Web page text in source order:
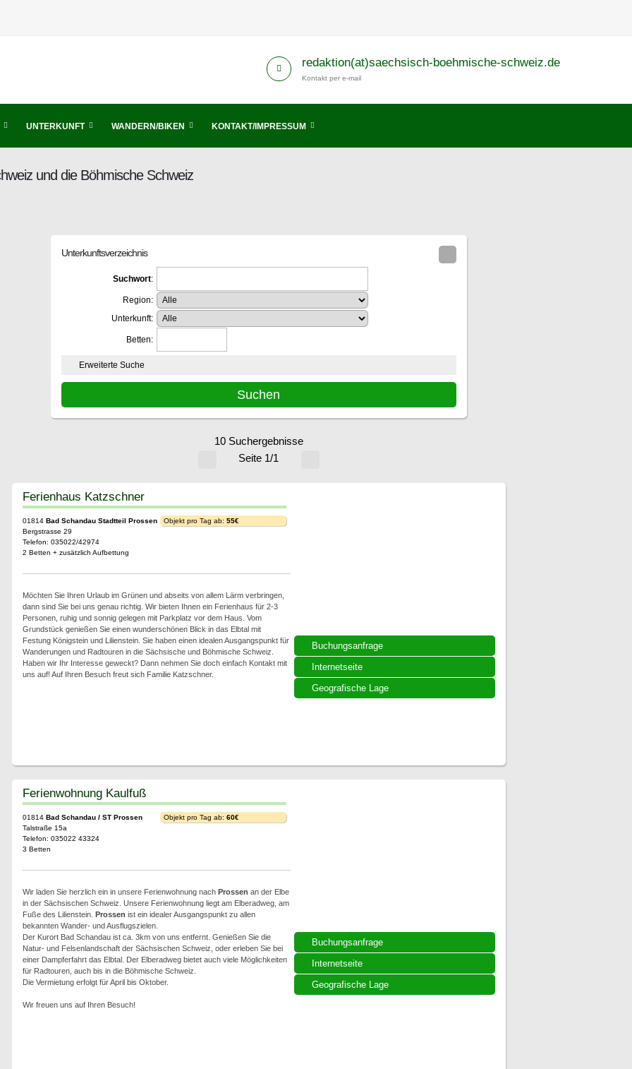
redaktion(at)saechsisch-boehmische-schweiz.de
Kontakt per e-mail
UNTERKUNFT WANDERN/BIKEN KONTAKT/IMPRESSUM
und die Böhmische Schweiz
Unterkunftsverzeichnis
Suchwort:
Region:
Unterkunft:
Betten:
Erweiterte Suche
10 Suchergebnisse
Seite 1/1
Buchungsanfrage
Internetseite
Geografische Lage
Ferienhaus Katzschner
01814 Bad Schandau Stadtteil Prossen
Bergstrasse 29
Telefon: 035022/42974
2 Betten + zusätzlich Aufbettung
Objekt pro Tag ab: 55€
Möchten Sie Ihren Urlaub im Grünen und abseits von allem Lärm verbringen,
dann sind Sie bei uns genau richtig. Wir bieten Ihnen ein Ferienhaus für 2-3
Personen, ruhig und sonnig gelegen mit Parkplatz vor dem Haus. Vom
Grundstück genießen Sie einen wunderschönen Blick in das Elbtal mit
Festung Königstein und Lilienstein. Sie haben einen idealen Ausgangspunkt für
Wanderungen und Radtouren in die Sächsische und Böhmische Schweiz.
Haben wir Ihr Interesse geweckt? Dann nehmen Sie doch einfach Kontakt mit
uns auf! Auf Ihren Besuch freut sich Familie Katzschner.
Buchungsanfrage
Internetseite
Geografische Lage
Ferienwohnung Kaulfuß
01814 Bad Schandau / ST Prossen
Talstraße 15a
Telefon: 035022 43324
3 Betten
Objekt pro Tag ab: 60€
Wir laden Sie herzlich ein in unsere Ferienwohnung nach Prossen an der Elbe
in der Sächsischen Schweiz. Unsere Ferienwohnung liegt am Elberadweg, am
Fuße des Lilienstein. Prossen ist ein idealer Ausgangspunkt zu allen
bekannten Wander- und Ausflugszielen.
Der Kurort Bad Schandau ist ca. 3km von uns entfernt. Genießen Sie die
Natur- und Felsenlandschaft der Sächsischen Schweiz, oder erleben Sie bei
einer Dampferfahrt das Elbtal. Der Elberadweg bietet auch viele Möglichkeiten
für Radtouren, auch bis in die Böhmische Schweiz.
Die Vermietung erfolgt für April bis Oktober.
Wir freuen uns auf Ihren Besuch!